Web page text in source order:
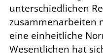
unterschiedlichen
zusammenarbeiten
eine einheitliche
Wesentlichen hat